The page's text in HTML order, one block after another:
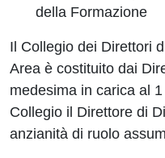
della Formazione
Il Collegio dei Direttori
Area è costituito dai
medesima in carica al
Collegio il Direttore di
anzianità di ruolo